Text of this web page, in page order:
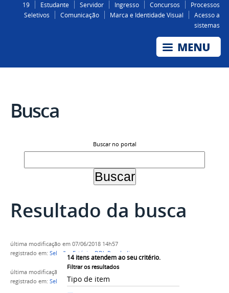
19
Estudante Servidor Ingresso Concursos
Processos
Seletivos
Comunicação Marca e Identidade Visual
Acesso a
sistemas
Busca
Buscar no portal
Resultado da busca
14itens atendem ao seu critério.
Filtrar os resultados
Tipo de item
última modificação em 07/06/2018 14h57
registrado em: Seleção Estágio DDI Propladi
última modificação
registrado em: Seleção , Estágio, DDI,Propladi